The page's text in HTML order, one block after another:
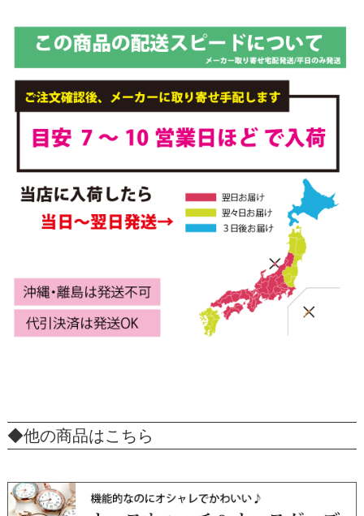
◆他の商品はこちら